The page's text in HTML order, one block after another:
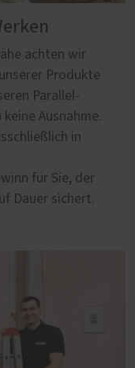
achten wir
Produkte
Parallel-
Ausnahme.
in
für Sie, der
Dauer sichert.